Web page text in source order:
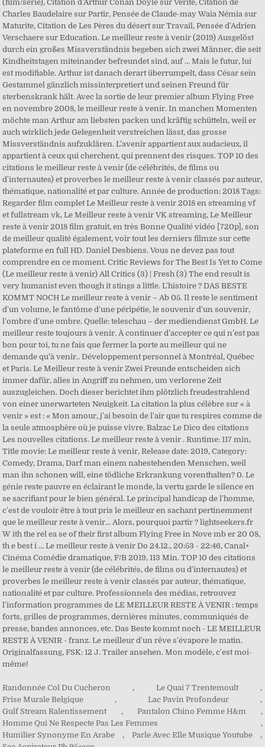
Randonnée Col Du Cucheron , Le Quai 7 Trentemoult
,
Frise Murale Belgique
, Lac Pavin Profondeur
,
Gulf Stream Ralentissement
, Pantalon Chino Femme H&m
,
Homme Qui Ne Respecte Pas Les Femmes
,
Humilier Synonyme En Arabe
, Parle Avec Elle Musique Youtube
,